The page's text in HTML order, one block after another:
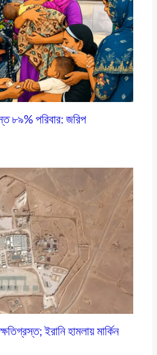
৮৯% পরিবার: জরিপ
ইরানি হামলায় মার্কিন